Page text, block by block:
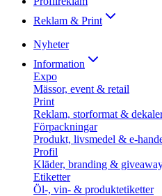
Reklam & Print
Nyheter
Information
Expo
Mässor, event & retail
Print
Reklam, storformat &
Förpackningar
Produkt, livsmedel & e-
Profil
Kläder, branding &
Etiketter
Öl-, vin- & produktetiketter